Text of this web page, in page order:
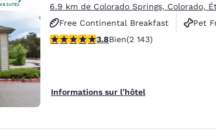
6.9 km de Colorado Springs, Colorado,
Free Continental Breakfast
Pet
3.79 étoiles. Bien. 2143 commentaires
3.8Bien(2 143)
Informations sur l’hôtel